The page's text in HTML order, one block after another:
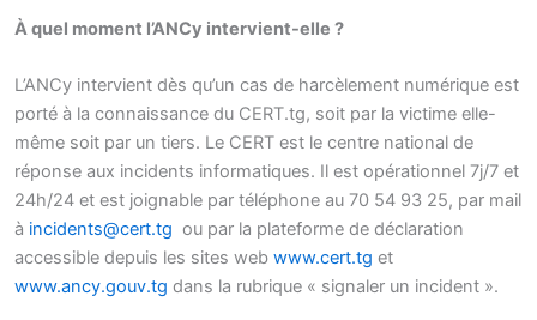
À quel moment l’ANCy intervient-elle ?
L’ANCy intervient dès qu’un cas de harcèlement numérique est
porté à la connaissance du CERT.tg, soit par la victime elle-
même soit par un tiers. Le CERT est le centre national de
réponse aux incidents informatiques. Il est opérationnel 7j/7 et
24h/24 et est joignable par téléphone au 70 54 93 25, par mail
à incidents@cert.tg ou par la plateforme de déclaration
accessible depuis les sites web www.cert.tg et
www.ancy.gouv.tg dans la rubrique « signaler un incident ».